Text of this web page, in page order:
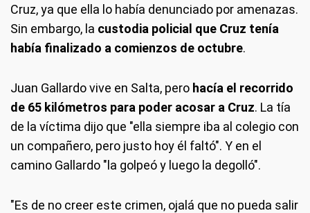
Cruz, ya que ella lo había denunciado por amenazas.
Sin embargo, la custodia policial que Cruz tenía
había finalizado a comienzos de octubre.
Juan Gallardo vive en Salta, pero hacía el recorrido
de 65 kilómetros para poder acosar a Cruz. La tía
de la víctima dijo que "ella siempre iba al colegio con
un compañero, pero justo hoy él faltó". Y en el
camino Gallardo "la golpeó y luego la degolló".
"Es de no creer este crimen, ojalá que no pueda salir